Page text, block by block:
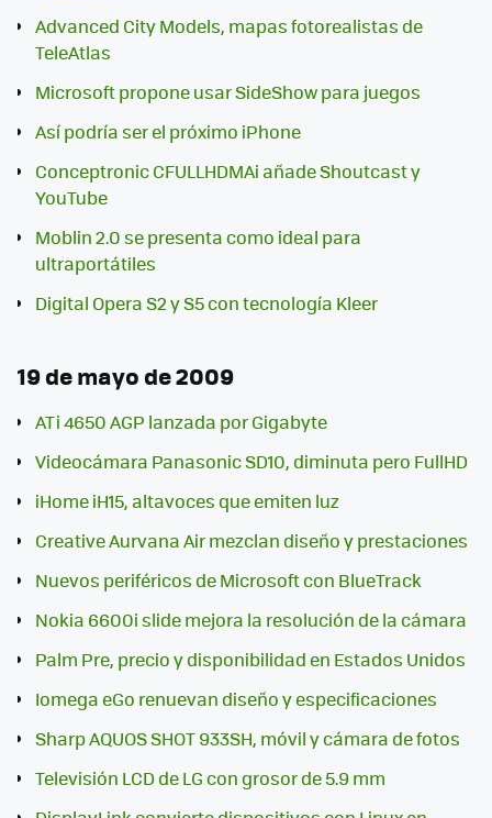
Advanced City Models, mapas fotorealistas de
TeleAtlas
Microsoft propone usar SideShow para juegos
Así podría ser el próximo iPhone
Conceptronic CFULLHDMAi añade Shoutcast y
YouTube
Moblin 2.0 se presenta como ideal para
ultraportátiles
Digital Opera S2 y S5 con tecnología Kleer
19 de mayo de 2009
ATi 4650 AGP lanzada por Gigabyte
Videocámara Panasonic SD10, diminuta pero FullHD
iHome iH15, altavoces que emiten luz
Creative Aurvana Air mezclan diseño y prestaciones
Nuevos periféricos de Microsoft con BlueTrack
Nokia 6600i slide mejora la resolución de la cámara
Palm Pre, precio y disponibilidad en Estados Unidos
Iomega eGo renuevan diseño y especificaciones
Sharp AQUOS SHOT 933SH, móvil y cámara de fotos
Televisión LCD de LG con grosor de 5.9 mm